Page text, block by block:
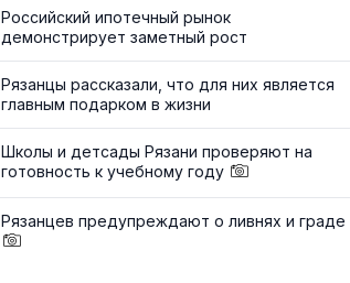
Российский ипотечный рынок
демонстрирует заметный рост
Рязанцы рассказали, что для них является
главным подарком в жизни
Школы и детсады Рязани проверяют на
готовность к учебному году
Рязанцев предупреждают о ливнях и граде